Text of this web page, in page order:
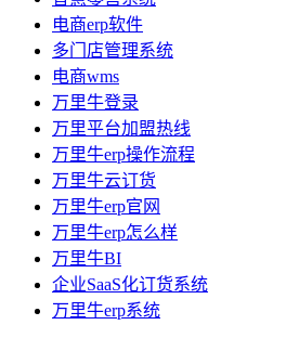
电商erp软件
多门店管理系统
电商wms
万里牛登录
万里平台加盟热线
万里牛erp操作流程
万里牛云订货
万里牛erp官网
万里牛erp怎么样
万里牛BI
企业SaaS化订货系统
万里牛erp系统